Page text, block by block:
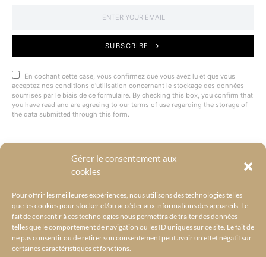
Gérer le consentement aux
cookies
Pour offrir les meilleures expériences, nous utilisons des technologies telles
que les cookies pour stocker et/ou accéder aux informations des appareils. Le
fait de consentir à ces technologies nous permettra de traiter des données
telles que le comportement de navigation ou les ID uniques sur ce site. Le fait de
ne pas consentir ou de retirer son consentement peut avoir un effet négatif sur
certaines caractéristiques et fonctions.
SUBSCRIBE
En cochant cette case, vous confirmez que vous avez lu et que vous
acceptez nos conditions d'utilisation concernant le stockage des données
soumises par le biais de ce formulaire. By checking this box, you confirm that
you have read and are agreeing to our terms of use regarding the storage of
the data submitted through this form.
@BYRACKEL